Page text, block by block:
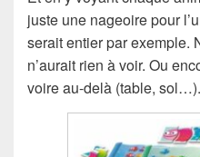
juste une nageoire pour
serait entier par exemple.
n’aurait rien à voir. Ou
voire au-delà (table, sol…).